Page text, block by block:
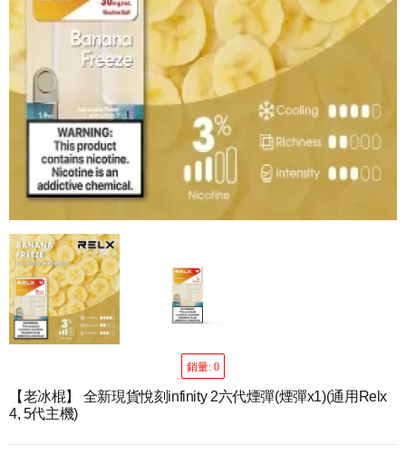
銷量: 0
【老冰棍】 全新現貨悅刻infinity 2六代煙彈(煙彈x1)(通用Relx
4, 5代主機)